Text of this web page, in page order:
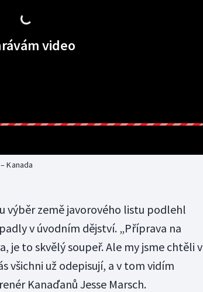
video
Kanada
výběr země javorového listu podlehl
v úvodním dějství. „Příprava na
je to skvělý soupeř. Ale my jsme chtěli v
všichni už odepisují, a v tom vidím
Kanaďanů Jesse Marsch.